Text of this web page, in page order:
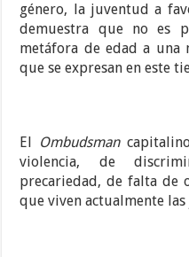
género, la juventud a
demuestra que no es
metáfora de edad a
que se expresan en este
El Ombudsman
violencia, de
precariedad, de falta de
que viven actualmente